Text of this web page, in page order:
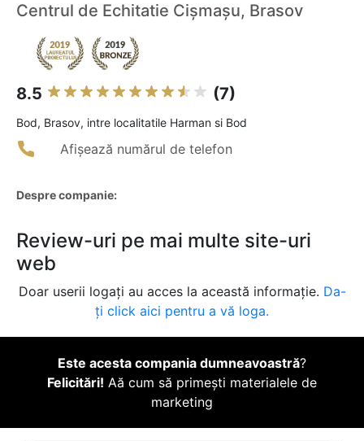
Centrul de Echitatie Cişmaşu, Brasov
8.5 (7)
Bod, Brasov, intre localitatile Harman si Bod
Afișează numărul de telefon
Despre companie:
Review-uri pe mai multe site-uri
web
Doar userii logați au acces la această informație. Da-
ți click aici pentru a vă loga.
Este acesta compania dumneavoastră?
Felicitări! Aă cum să primești materialele de
marketing